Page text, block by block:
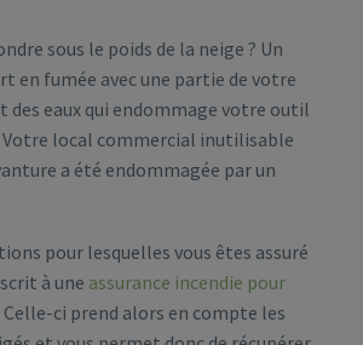
sous le poids de la neige ? Un
en fumée avec une partie de votre
des eaux qui endommage votre outil
Votre local commercial inutilisable
a été endommagée par un
pour lesquelles vous êtes assuré
à une assurance incendie pour
Celle-ci prend alors en compte les